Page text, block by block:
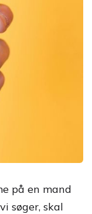
på en mand
søger, skal